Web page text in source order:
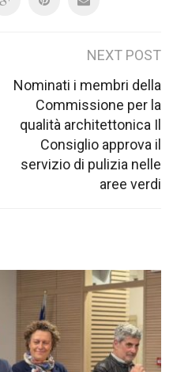
NEXT POST
Nominati i membri della
Commissione per la
qualità architettonica Il
Consiglio approva il
servizio di pulizia nelle
aree verdi